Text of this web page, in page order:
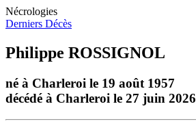
Nécrologies
Derniers Décès
Philippe ROSSIGNOL
né à Charleroi le 19 août 1957
décédé à Charleroi le 27 juin 2026